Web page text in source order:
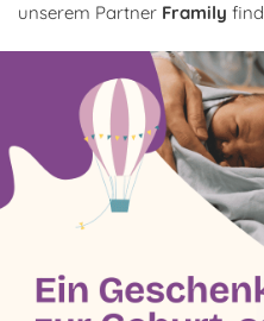
unserem Partner Framily